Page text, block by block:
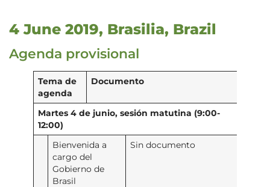
4 June 2019, Brasilia, Brazil
Agenda provisional
Tema de
agenda
Documento
Martes 4 de junio, sesión matutina (9:00-
12:00)
Bienvenida a
cargo del
Gobierno de
Brasil
Sin documento